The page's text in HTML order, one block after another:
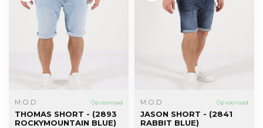
M.O.D Op voorraad
THOMAS SHORT - (2893
ROCKYMOUNTAIN BLUE)
M.O.D Op voorraad
JASON SHORT - (2841
RABBIT BLUE)